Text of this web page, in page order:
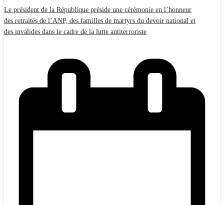
Le président de la République préside une cérémonie en l’honneur
des retraités de l’ANP, des familles de martyrs du devoir national et
des invalides dans le cadre de la lutte antiterroriste